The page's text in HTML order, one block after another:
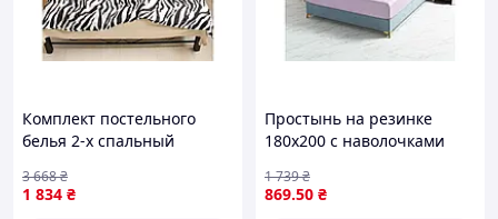
Комплект постельного
белья 2-х спальный
сна и отдыха ТМ LELIT
1 834 ₴
3 668₴
Простынь на резинке
180х200 с наволочками
100% полиэстер MALLORY
HOME
869.50 ₴
1 739₴